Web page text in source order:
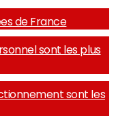
de France
sont les plus
sont les